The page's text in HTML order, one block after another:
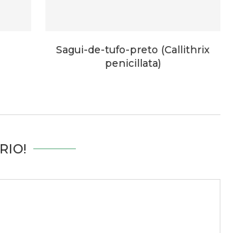
Sagui-de-tufo-preto (Callithrix
penicillata)